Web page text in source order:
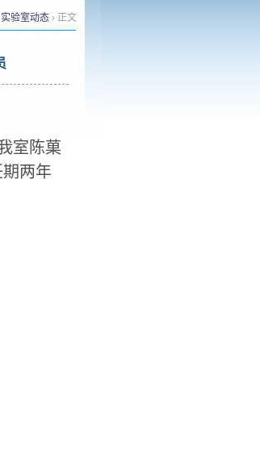
实验室动态 › 正文
室陈菓
两年